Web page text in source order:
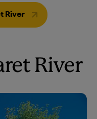
River
River